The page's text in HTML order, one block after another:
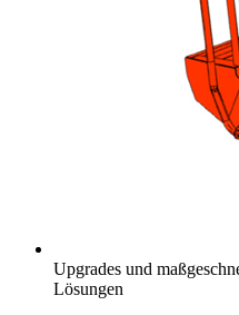
Upgrades und
Lösungen